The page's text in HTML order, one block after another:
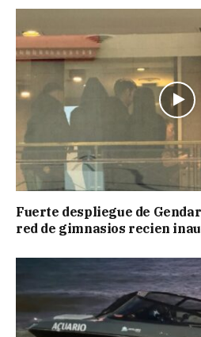
Fuerte despliegue de
red de gimnasios recien